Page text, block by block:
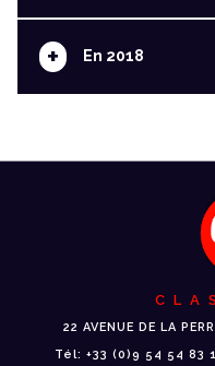
+ En 2018
22 AVENUE DE LA
Tél: +33 (0)9 54 54 83